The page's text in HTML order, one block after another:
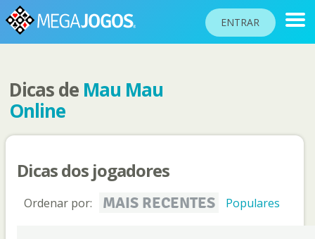
ENTRAR
RANKINGS
TORNEIOS
BLOG
AJUDA
Dicas de Mau Mau
Online
Dicas dos jogadores
Ordenar por: MAIS RECENTES Populares